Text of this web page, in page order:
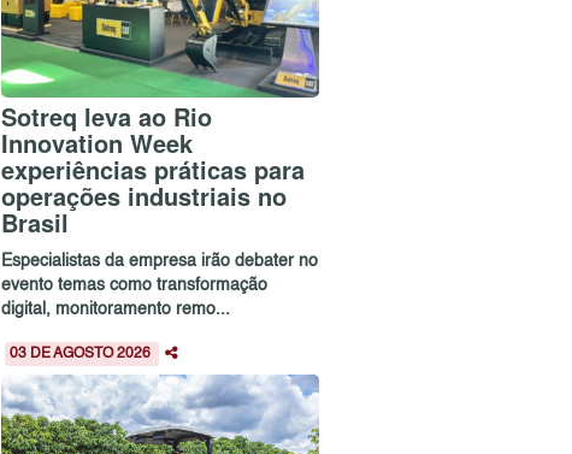
Sotreq leva ao Rio
Innovation Week
experiências práticas para
operações industriais no
Brasil
Especialistas da empresa irão debater no
evento temas como transformação
digital, monitoramento remo...
03 DE AGOSTO 2026